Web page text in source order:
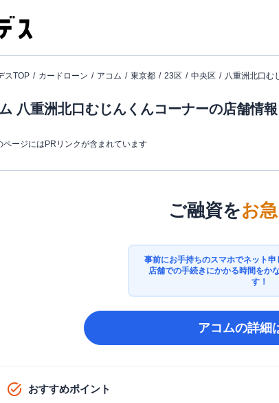
スTOP カードローン アコム 東京都 23区 中央区 八重洲北口む
八重洲北口むじんくんコーナーの店舗情報
ページにはPRリンクが含まれています
ご融資をお
事前にお手持ちのスマホでネット申
店舗での手続きにかかる時間をか
す！
アコムの詳細
おすすめポイント